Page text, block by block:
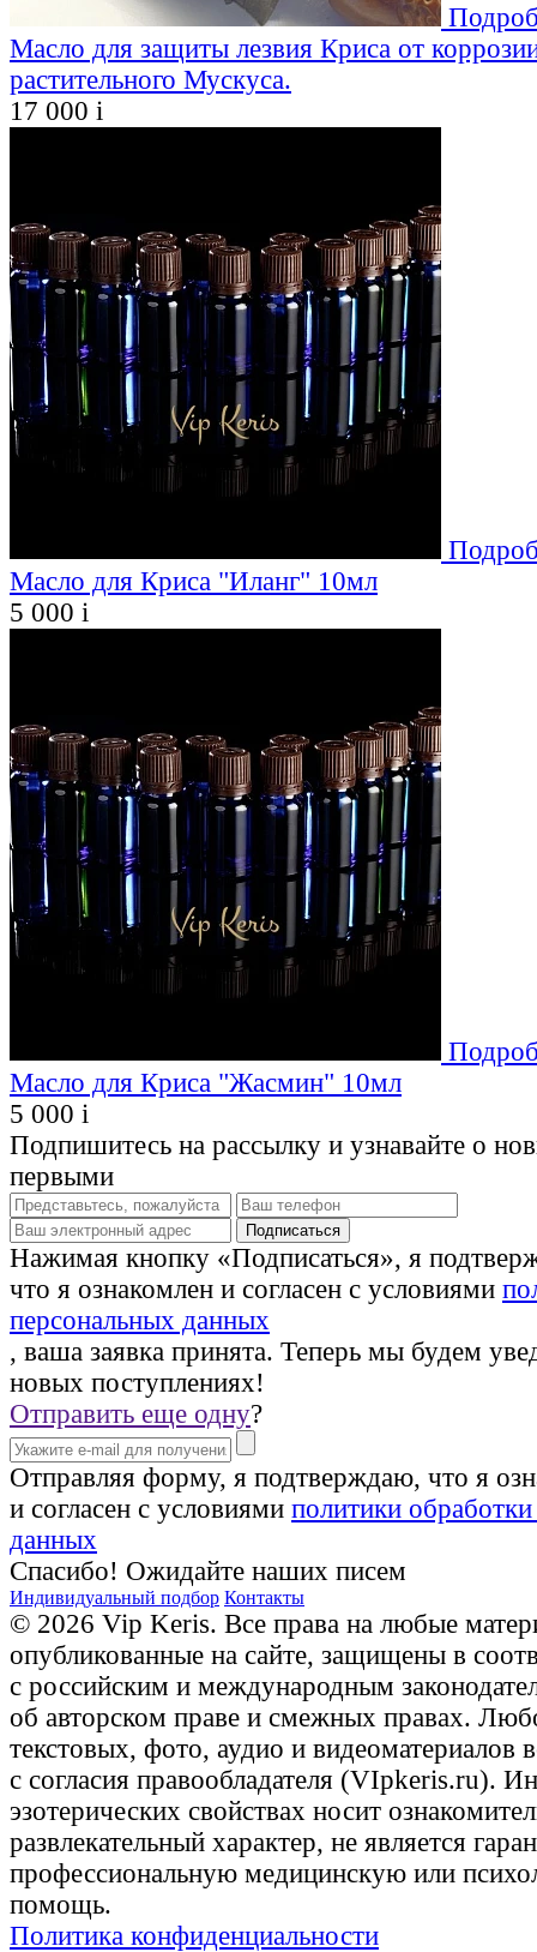
Масло для защиты лезвия Криса от
растительного Мускуса.
17 000 i
Масло для Криса "Иланг" 10мл
5 000 i
Масло для Криса "Жасмин" 10мл
5 000 i
Подпишитесь на рассылку и узнавайте о
первыми
Нажимая кнопку «Подписаться», я
что я ознакомлен и согласен с условиями
персональных данных
, ваша заявка принята. Теперь мы будем
новых поступлениях!
Отправить еще одну?
Отправляя форму, я подтверждаю, что я
и согласен с условиями политики
данных
Спасибо! Ожидайте наших писем
Индивидуальный подбор Контакты
© 2026 Vip Keris. Все права на любые
опубликованные на сайте, защищены в
с российским и международным
об авторском праве и смежных правах.
текстовых, фото, аудио и видеоматериалов
с согласия правообладателя (VIpkeris.ru).
эзотерических свойствах носит
развлекательный характер, не является
профессиональную медицинскую или
помощь.
Политика конфиденциальности